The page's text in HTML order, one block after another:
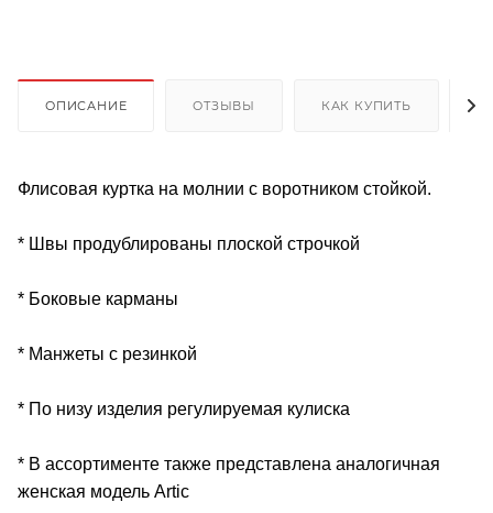
ОПИСАНИЕ ОТЗЫВЫ КАК КУПИТЬ
Флисовая куртка на молнии с воротником стойкой.
* Швы продублированы плоской строчкой
* Боковые карманы
* Манжеты с резинкой
* По низу изделия регулируемая кулиска
* В ассортименте также представлена аналогичная
женская модель Artic